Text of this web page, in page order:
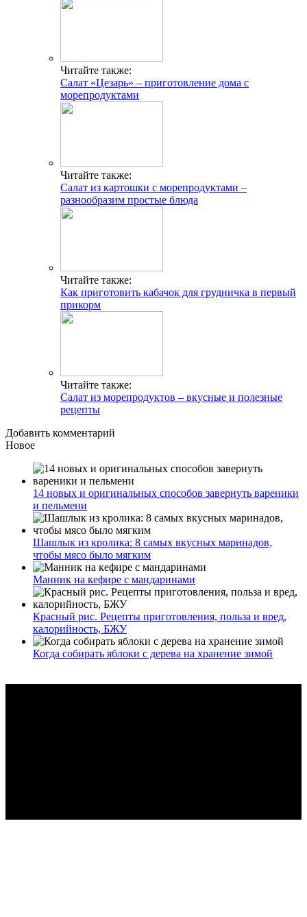
Читайте также:
Салат «Цезарь» – приготовление дома с
морепродуктами
Читайте также:
Салат из картошки с морепродуктами –
разнообразим простые блюда
Читайте также:
Как приготовить кабачок для грудничка в первый
прикорм
Читайте также:
Салат из морепродуктов – вкусные и полезные
рецепты
Добавить комментарий
Новое
14 новых и оригинальных способов завернуть вареники
и пельмени
Шашлык из кролика: 8 самых вкусных маринадов,
чтобы мясо было мягким
Манник на кефире с мандаринами
Красный рис. Рецепты приготовления, польза и вред,
калорийность, БЖУ
Когда собирать яблоки с дерева на хранение зимой